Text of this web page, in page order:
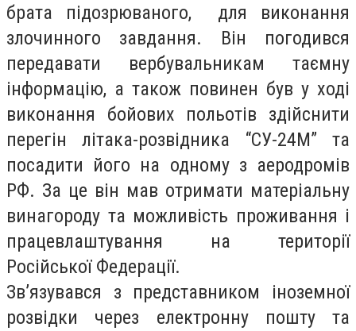
брата підозрюваного, для виконання
злочинного завдання. Він погодився
передавати вербувальникам таємну
інформацію, а також повинен був у ході
виконання бойових польотів здійснити
перегін літака-розвідника “СУ-24М” та
посадити його на одному з аеродромів
РФ. За це він мав отримати матеріальну
винагороду та можливість проживання і
працевлаштування на території
Російської Федерації.
Зв’язувався з представником іноземної
розвідки через електронну пошту та